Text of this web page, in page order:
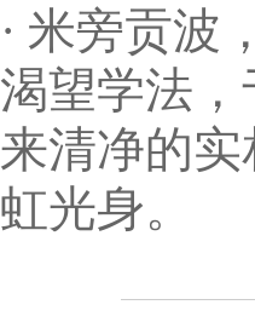
· 米旁贡波
渴望学法
来清净的
虹光身。